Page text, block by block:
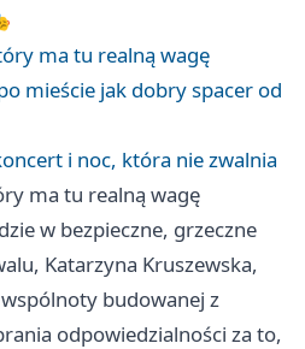
ma tu realną wagę
mieście jak dobry spacer od
i noc, która nie zwalnia
ma tu realną wagę
w bezpieczne, grzeczne
Katarzyna Kruszewska,
budowanej z
odpowiedzialności za to,